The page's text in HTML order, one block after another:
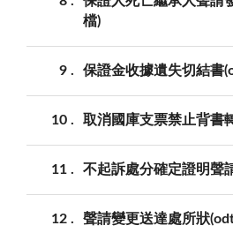
檔)
9 保證金收據遺失切結書
10 取消國庫支票禁止背書
11 不起訴處分確定證明聲
12 聲請變更送達處所狀